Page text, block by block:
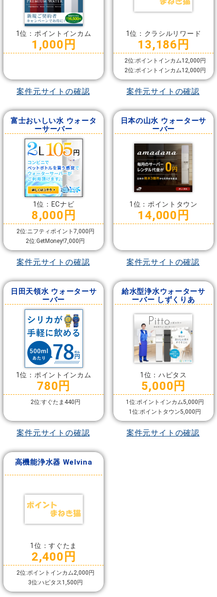
1位：ポイントインカム
1,000円
案件元サイトの確認
1位：クラシルリワード
13,186円
2位:ポイントインカム12,000円
2位:ポイントインカム12,000円
案件元サイトの確認
富士おいしい水 ウォータ
ーサーバー
1位：ECナビ
8,000円
2位:ニフティポイント7,000円
2位:GetMoney!7,000円
案件元サイトの確認
日本の山水 ウォーターサ
ーバー
1位：ポイントタウン
14,000円
案件元サイトの確認
日田天領水 ウォーターサ
ーバー
1位：ポイントインカム
780円
2位:すぐたま440円
案件元サイトの確認
給水型浄水ウォーターサ
ーバー しずくりあ
1位：ハピタス
5,000円
1位:ポイントインカム5,000円
1位:ポイントタウン5,000円
案件元サイトの確認
高機能浄水器 Welvina
1位：すぐたま
2,400円
2位:ポイントインカム2,000円
3位:ハピタス1,500円